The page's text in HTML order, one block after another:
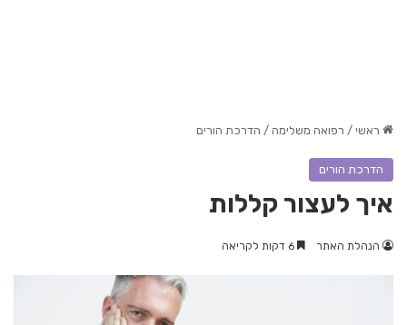
ראשי / רפואה משלימה / הדרכת הורים
הדרכת הורים
איך לעצור קללות
הנהלת האתר